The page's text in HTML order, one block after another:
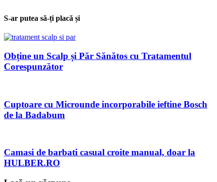
S-ar putea să-ți placă și
Obține un Scalp și Păr Sănătos cu Tratamentul
Corespunzător
Cuptoare cu Microunde incorporabile ieftine Bosch
de la Badabum
Camasi de barbati casual croite manual, doar la
HULBER.RO